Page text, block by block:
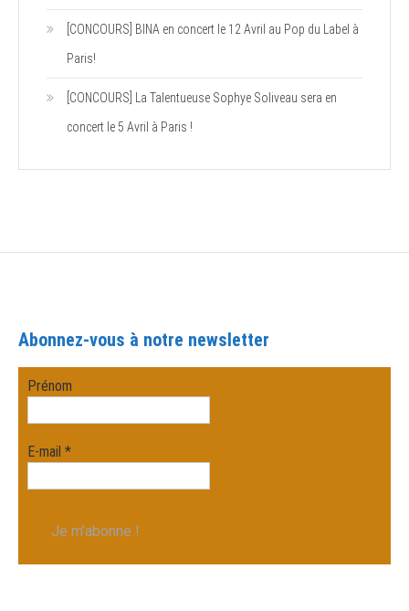
[CONCOURS] BINA en concert le 12 Avril au Pop du Label à
Paris!
[CONCOURS] La Talentueuse Sophye Soliveau sera en
concert le 5 Avril à Paris !
Abonnez-vous à notre newsletter
Prénom
E-mail*